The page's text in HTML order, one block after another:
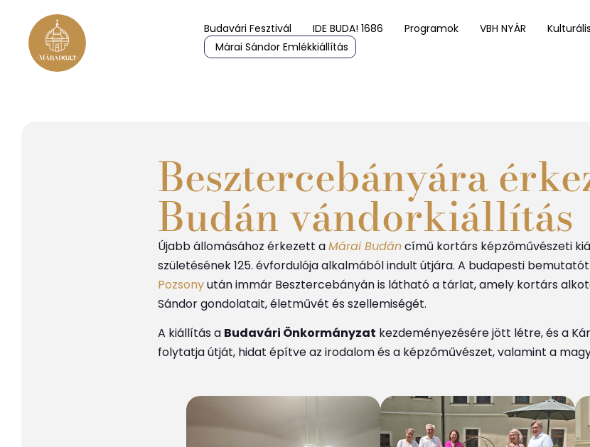
Budavári Fesztivál IDE BUDA! 1686 Programok VBH NYÁR
Márai Sándor Emlékkiállítás
Besztercebányára
Budán vándorkiállítás
Újabb állomásához érkezett aMárai Budáncímű kortárs képzőművészeti
születésének 125. évfordulója alkalmából indult útjára. A budapesti
Pozsonyután immár Besztercebányán is látható a tárlat, amely kortárs
Sándor gondolatait, életművét és szellemiségét.
A kiállítás a Budavári Önkormányzat kezdeményezésére jött létre, és a
folytatja útját, hidat építve az irodalom és a képzőművészet, valamint a